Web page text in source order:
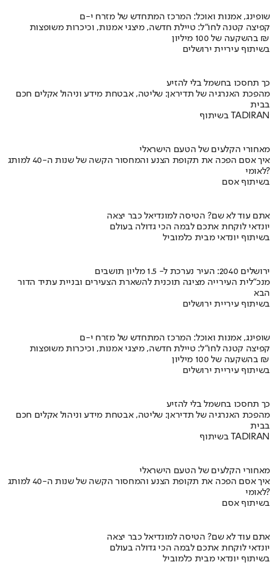
שופינג, אמנות ואוכל: המרכז המתחדש של מזרח י-ם
קפיצה קטנה לחו"ל: טיילת חדשה, מיצגי אמנות, וכיכרות משופצות
בהשקעה של 100 מיליון ₪
בשיתוף עיריית ירושלים
כך תחסכו בחשמל בלי להזיע
מהפכת האנרגיה של תדיראן: שליטה, אבטחת מידע וניהול אקלים חכם
בבית
בשיתוף TADIRAN
מאחורי הקלעים של הטעם הישראלי
איך אסם הפכה את תקופת הצנע והמחסור הקשה של שנות ה-40 למותג
לאומי?
בשיתוף אסם
אתם עוד לא שם? הטיסה למונדיאל כבר יצאה
יונדאי לוקחת אתכם לבמה הכי גדולה בעולם
בשיתוף יונדאי מבית כלמוביל
ירושלים 2040: העיר נערכת ל- 1.5 מליון תושבים
מנכ"לית העירייה מציגה תוכנית להשארת הצעירים ובניית עתיד הדור
הבא
בשיתוף עיריית ירושלים
שופינג, אמנות ואוכל: המרכז המתחדש של מזרח י-ם
קפיצה קטנה לחו"ל: טיילת חדשה, מיצגי אמנות, וכיכרות משופצות
בהשקעה של 100 מיליון ₪
בשיתוף עיריית ירושלים
כך תחסכו בחשמל בלי להזיע
מהפכת האנרגיה של תדיראן: שליטה, אבטחת מידע וניהול אקלים חכם
בבית
בשיתוף TADIRAN
מאחורי הקלעים של הטעם הישראלי
איך אסם הפכה את תקופת הצנע והמחסור הקשה של שנות ה-40 למותג
לאומי?
בשיתוף אסם
אתם עוד לא שם? הטיסה למונדיאל כבר יצאה
יונדאי לוקחת אתכם לבמה הכי גדולה בעולם
בשיתוף יונדאי מבית כלמוביל